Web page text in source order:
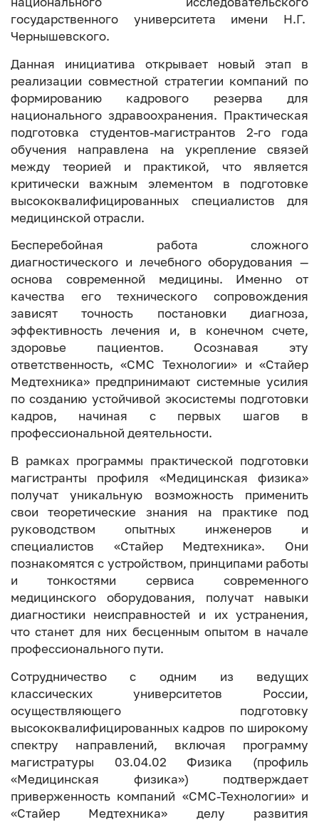
государственного университета имени Н.Г.
Чернышевского.
Данная инициатива открывает новый этап в
реализации совместной стратегии компаний по
формированию кадрового резерва для
национального здравоохранения. Практическая
подготовка студентов-магистрантов 2-го года
обучения направлена на укрепление связей
между теорией и практикой, что является
критически важным элементом в подготовке
высококвалифицированных специалистов для
медицинской отрасли.
Бесперебойная работа сложного
диагностического и лечебного оборудования —
основа современной медицины. Именно от
качества его технического сопровождения
зависят точность постановки диагноза,
эффективность лечения и, в конечном счете,
здоровье пациентов. Осознавая эту
ответственность, «СМС Технологии» и «Стайер
Медтехника» предпринимают системные усилия
по созданию устойчивой экосистемы подготовки
кадров, начиная с первых шагов в
профессиональной деятельности.
В рамках программы практической подготовки
магистранты профиля «Медицинская физика»
получат уникальную возможность применить
свои теоретические знания на практике под
руководством опытных инженеров и
специалистов «Стайер Медтехника». Они
познакомятся с устройством, принципами работы
и тонкостями сервиса современного
медицинского оборудования, получат навыки
диагностики неисправностей и их устранения,
что станет для них бесценным опытом в начале
профессионального пути.
Сотрудничество с одним из ведущих
классических университетов России,
осуществляющего подготовку
высококвалифицированных кадров по широкому
спектру направлений, включая программу
магистратуры 03.04.02 Физика (профиль
«Медицинская физика») подтверждает
приверженность компаний «СМС-Технологии» и
«Стайер Медтехника» делу развития